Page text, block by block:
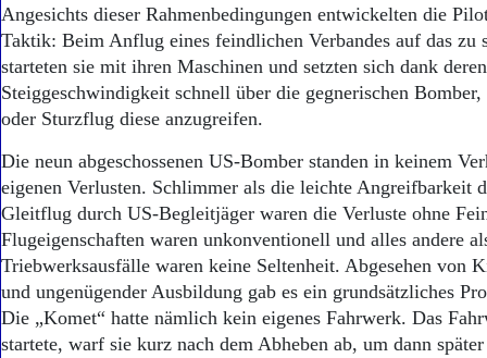
Angesichts dieser Rahmenbedingungen entwickelten die
Taktik: Beim Anflug eines feindlichen Verbandes auf das zu
starteten sie mit ihren Maschinen und setzten sich dank
Steiggeschwindigkeit schnell über die gegnerischen
oder Sturzflug diese anzugreifen.
Die neun abgeschossenen US-Bomber standen in keinem
eigenen Verlusten. Schlimmer als die leichte Angreifbarkeit
Gleitflug durch US-Begleitjäger waren die Verluste ohne
Flugeigenschaften waren unkonventionell und alles andere
Triebwerksausfälle waren keine Seltenheit. Abgesehen von
und ungenügender Ausbildung gab es ein grundsätzliches
Die „Komet“ hatte nämlich kein eigenes Fahrwerk. Das
startete, warf sie kurz nach dem Abheben ab, um dann